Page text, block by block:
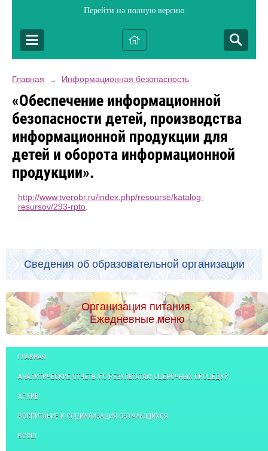
Перейти на полную версию
Главная → Информационная безопасность
«Обеспечение информационной
безопасности детей, производства
информационной продукции для
детей и оборота информационной
продукции».
http://www.tverobr.ru/index.php/resourse/katalog-
resursov/293-rpto.
Сведения об образовательной организации
Организация питания.
Ежедневные меню
ГЛАВНАЯ
АНАЛИТИЧЕСКИЕ ОТЧЕТЫ ПО РЕЗУЛЬТАТАМ ОЦЕНОЧНЫХ ПРОЦЕДУР
АРХИВ
ВОСПИТАНИЕ И СОЦИАЛИЗАЦИЯ ОБУЧАЮЩИХСЯ
ВСОШ